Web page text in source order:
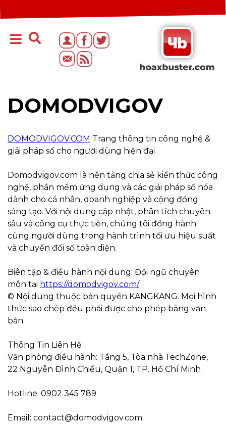
DOMODVIGOV
DOMODVIGOV.COM Trang thông tin công nghệ &
giải pháp số cho người dùng hiện đại
Domodvigov.com là nền tảng chia sẻ kiến thức công
nghệ, phần mềm ứng dụng và các giải pháp số hóa
dành cho cá nhân, doanh nghiệp và cộng đồng
sáng tạo. Với nội dung cập nhật, phân tích chuyên
sâu và công cụ thực tiễn, chúng tôi đồng hành
cùng người dùng trong hành trình tối ưu hiệu suất
và chuyển đổi số toàn diện.
Biên tập & điều hành nội dung: Đội ngũ chuyên
môn tại https://domodvigov.com/
© Nội dung thuộc bản quyền KANGKANG. Mọi hình
thức sao chép đều phải được cho phép bằng văn
bản.
Thông Tin Liên Hệ
Văn phòng điều hành: Tầng 5, Tòa nhà TechZone,
22 Nguyễn Đình Chiểu, Quận 1, TP. Hồ Chí Minh
Hotline: 0902 345 789
Email: contact@domodvigov.com